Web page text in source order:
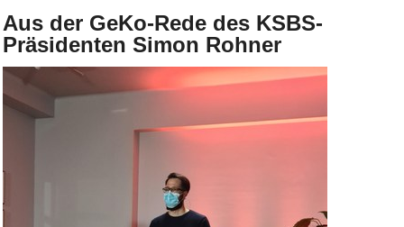
Aus der GeKo-Rede des KSBS-
Präsidenten Simon Rohner